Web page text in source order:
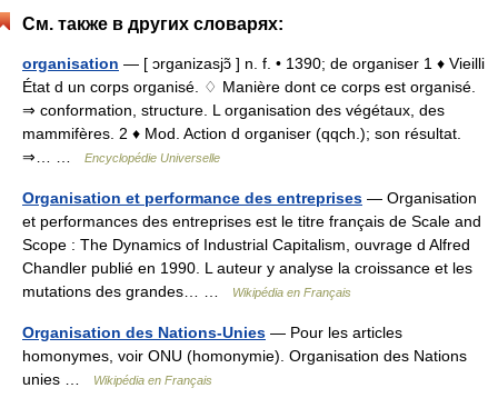
См. также в других словарях:
organisation — [ ɔrganizasjɔ̃ ] n. f. • 1390; de organiser 1 ♦ Vieilli
État d un corps organisé. ♢ Manière dont ce corps est organisé.
⇒ conformation, structure. L organisation des végétaux, des
mammifères. 2 ♦ Mod. Action d organiser (qqch.); son résultat.
⇒… …
Encyclopédie Universelle
Organisation et performance des entreprises — Organisation
et performances des entreprises est le titre français de Scale and
Scope : The Dynamics of Industrial Capitalism, ouvrage d Alfred
Chandler publié en 1990. L auteur y analyse la croissance et les
mutations des grandes… …
Wikipédia en Français
Organisation des Nations-Unies — Pour les articles
homonymes, voir ONU (homonymie). Organisation des Nations
unies …
Wikipédia en Français